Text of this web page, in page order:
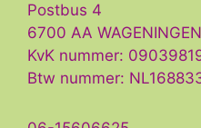
Postbus 4
6700 AA WAGENINGEN
KvK nummer:
Btw nummer: